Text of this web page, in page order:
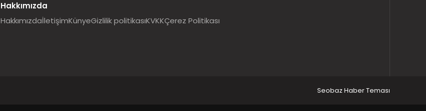
Hakkımızda
HakkımızdaİletişimKünyeGizlilik politikasıKVKKÇerez Politikası
Seobaz Haber Teması